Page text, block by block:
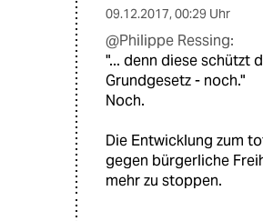
09.12.2017, 00:29 Uhr
@Philippe Ressing:
"... denn diese schützt
Grundgesetz - noch."
Noch.
Die Entwicklung zum
gegen bürgerliche
mehr zu stoppen.